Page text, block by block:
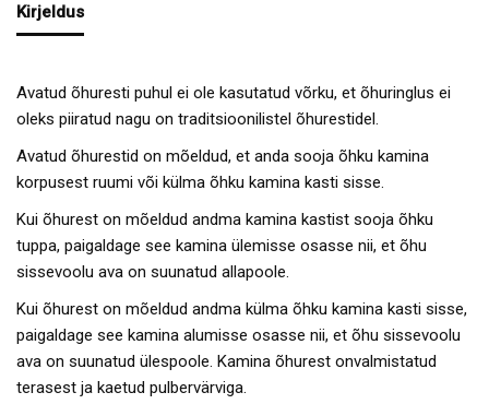
Kirjeldus
Avatud õhuresti puhul ei ole kasutatud võrku, et õhuringlus ei
oleks piiratud nagu on traditsioonilistel õhurestidel.
Avatud õhurestid on mõeldud, et anda sooja õhku kamina
korpusest ruumi või külma õhku kamina kasti sisse.
Kui õhurest on mõeldud andma kamina kastist sooja õhku
tuppa, paigaldage see kamina ülemisse osasse nii, et õhu
sissevoolu ava on suunatud allapoole.
Kui õhurest on mõeldud andma külma õhku kamina kasti sisse,
paigaldage see kamina alumisse osasse nii, et õhu sissevoolu
ava on suunatud ülespoole. Kamina õhurest onvalmistatud
terasest ja kaetud pulbervärviga.